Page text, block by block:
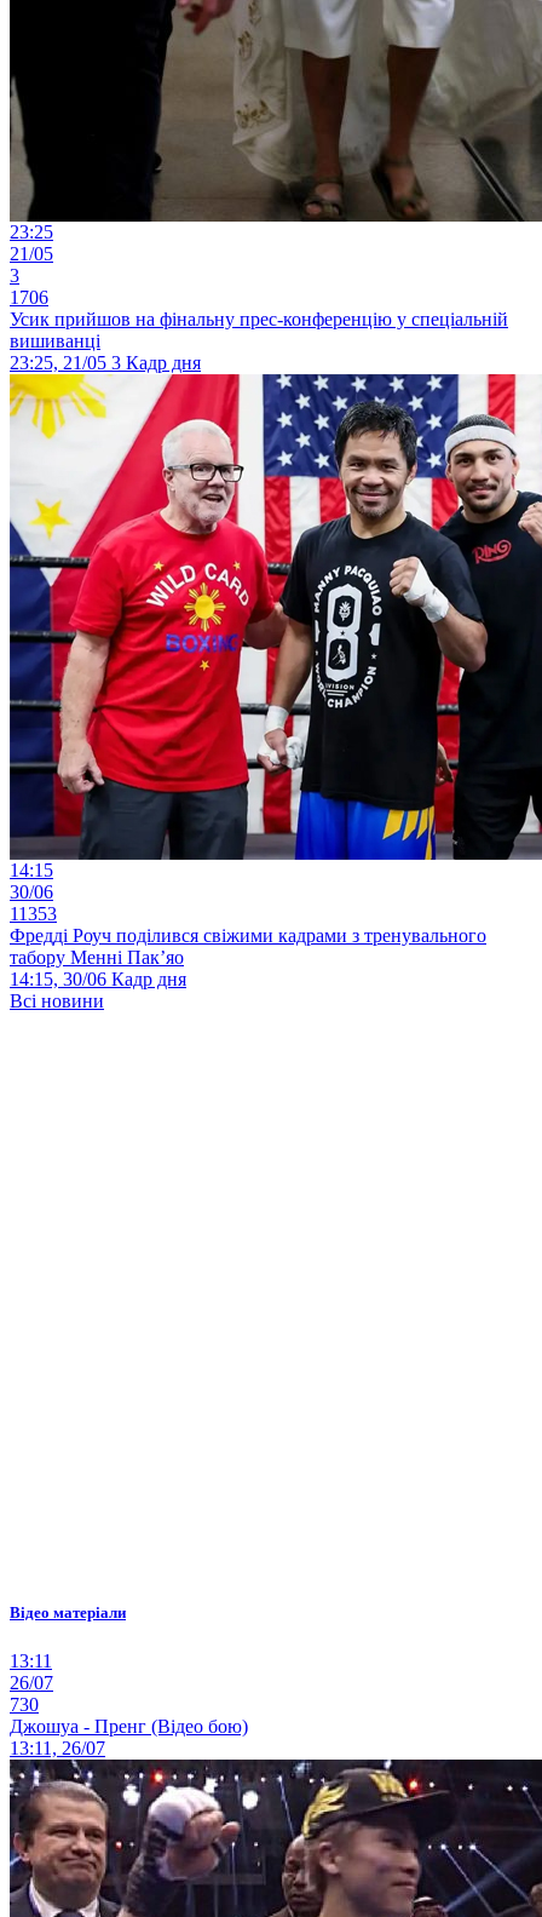
23:25
21/05
3
1706
Усик прийшов на фінальну прес-конференцію у спеціальній
вишиванці
23:25, 21/05 3 Кадр дня
14:15
30/06
11353
Фредді Роуч поділився свіжими кадрами з тренувального
табору Менні Пак’яо
14:15, 30/06 Кадр дня
Всі новини
Відео матеріали
13:11
26/07
730
Джошуа - Пренг (Відео бою)
13:11, 26/07